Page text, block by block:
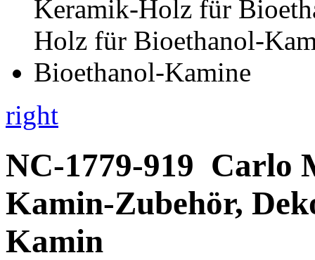
right
NC-1779-919 Carlo
Kamin-Zubehör,
Kamin